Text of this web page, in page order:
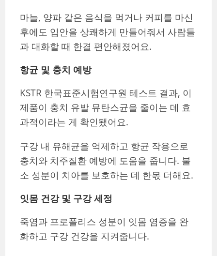
마늘, 양파 같은 음식을 먹거나 커피를 마신
후에도 입안을 상쾌하게 만들어줘서 사람들
과 대화할 때 한결 편안해졌어요.
항균 및 충치 예방
KSTR 한국표준시험연구원 테스트 결과, 이
제품이 충치 유발 뮤탄스균을 줄이는 데 효
과적이라는 게 확인됐어요.
구강 내 유해균을 억제하고 항균 작용으로
충치와 치주질환 예방에 도움을 줍니다. 불
소 성분이 치아를 보호하는 데 한몫 더해요.
잇몸 건강 및 구강 세정
죽염과 프로폴리스 성분이 잇몸 염증을 완
화하고 구강 건강을 지켜줍니다.